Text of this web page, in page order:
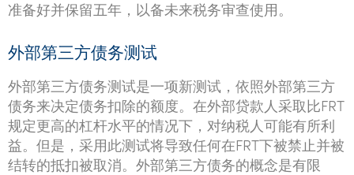
准备好并保留五年，以备未来税务审查使用。
外部第三方债务测试
外部第三方债务测试是一项新测试，依照外部第三方
债务来决定债务扣除的额度。在外部贷款人采取比FRT
规定更高的杠杆水平的情况下，对纳税人可能有所利
益。但是，采用此测试将导致任何在FRT下被禁止并被
结转的抵扣被取消。外部第三方债务的概念是有限